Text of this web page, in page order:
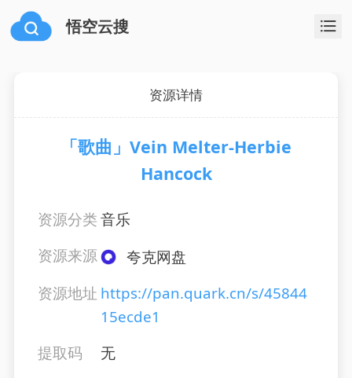
悟空云搜
资源详情
「歌曲」Vein Melter-Herbie
Hancock
资源分类音乐
资源来源
夸克网盘
资源地址 https://pan.quark.cn/s/45844
15ecde1
提取码
无